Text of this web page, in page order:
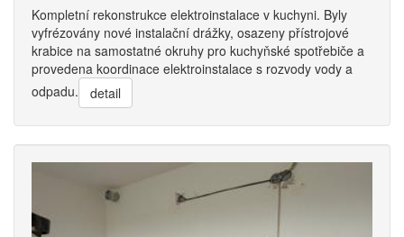
Kompletní rekonstrukce elektroinstalace v kuchyni. Byly
vyfrézovány nové instalační drážky, osazeny přístrojové
krabice na samostatné okruhy pro kuchyňské spotřebiče a
provedena koordinace elektroinstalace s rozvody vody a
odpadu.
detail